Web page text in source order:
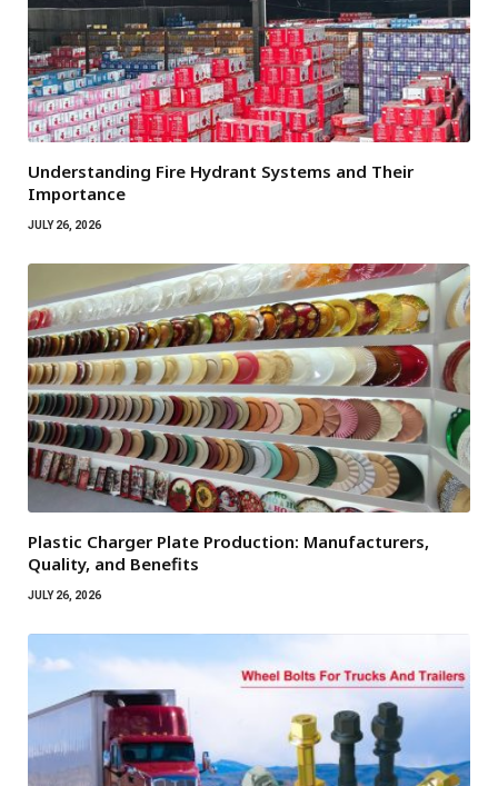
Understanding Fire Hydrant Systems and Their
Importance
JULY 26, 2026
Plastic Charger Plate Production: Manufacturers,
Quality, and Benefits
JULY 26, 2026